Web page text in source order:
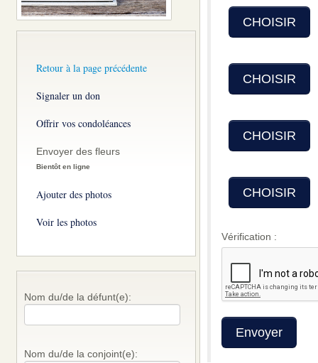
Retour à la page précédente
Signaler un don
Offrir vos condoléances
Envoyer des fleurs
Bientôt en ligne
Ajouter des photos
Voir les photos
Nom du/de la défunt(e):
Nom du/de la conjoint(e):
CHOISIR
CHOISIR
CHOISIR
CHOISIR
Vérification :